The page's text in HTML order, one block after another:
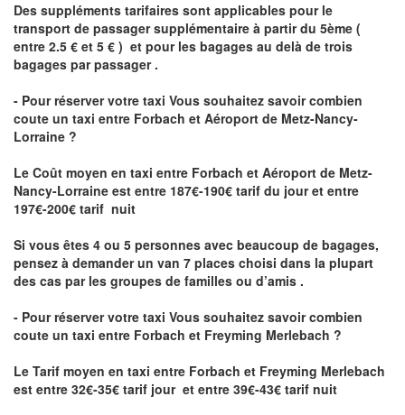
Des suppléments tarifaires sont applicables pour le
transport de passager supplémentaire à partir du 5ème (
entre 2.5 € et 5 € ) et pour les bagages au delà de trois
bagages par passager .
- Pour réserver votre taxi Vous souhaitez savoircombien
coute un taxi entre Forbach et Aéroport de Metz-Nancy-
Lorraine ?
Le Coût moyen en taxi entre Forbach et Aéroport de Metz-
Nancy-Lorraine est entre 187€-190€ tarif du jour et entre
197€-200€ tarif nuit
Si vous êtes 4 ou 5 personnes avec beaucoup de bagages,
pensez à demander un van 7 places choisi dans la plupart
des cas par les groupes de familles ou d’amis .
- Pour réserver votre taxi Vous souhaitez savoircombien
coute un taxi entre Forbach et Freyming Merlebach ?
Le Tarif moyen en taxi entre Forbach et Freyming Merlebach
est entre 32€-35€ tarif jour et entre 39€-43€ tarif nuit